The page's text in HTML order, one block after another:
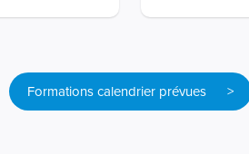
Formations calendrier prévues >